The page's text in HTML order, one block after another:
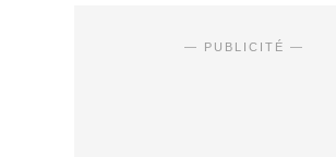
— PUBLICITÉ —